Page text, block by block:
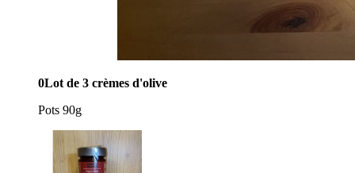
0Lot de 3 crèmes d'olive
Pots 90g